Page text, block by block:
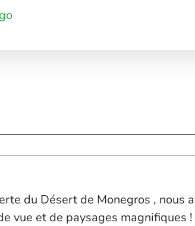
du Désert de Monegros , nous
vue et de paysages magnifiques !